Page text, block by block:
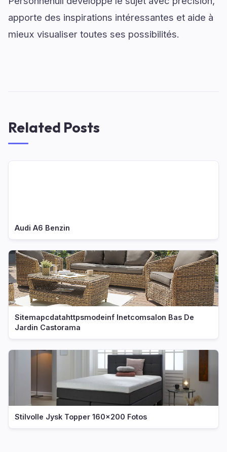
apporte des inspirations intéressantes et aide à
mieux visualiser toutes ses possibilités.
Related Posts
Audi A6 Benzin
Sitemapcdatahttpsmodeinf Inetcomsalon Bas De
Jardin Castorama
Stilvolle Jysk Topper 160x200 Fotos